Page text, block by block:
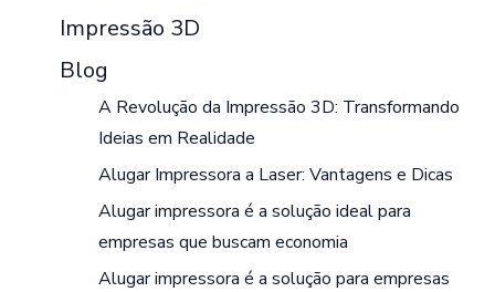
Impressão 3D
Blog
A Revolução da Impressão 3D: Transformando
Ideias em Realidade
Alugar Impressora a Laser: Vantagens e Dicas
Alugar impressora é a solução ideal para
empresas que buscam economia
Alugar impressora é a solução para empresas